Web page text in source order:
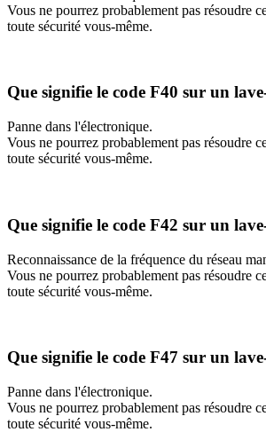
Vous ne pourrez probablement pas résoudre
toute sécurité vous-même.
Que signifie le code F40 sur un
Panne dans l'électronique.
Vous ne pourrez probablement pas résoudre
toute sécurité vous-même.
Que signifie le code F42 sur un
Reconnaissance de la fréquence du réseau
Vous ne pourrez probablement pas résoudre
toute sécurité vous-même.
Que signifie le code F47 sur un
Panne dans l'électronique.
Vous ne pourrez probablement pas résoudre
toute sécurité vous-même.